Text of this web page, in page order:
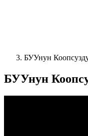
БУУнун
БУУнун